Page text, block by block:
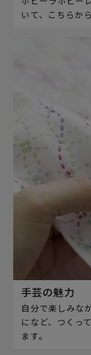
いて、こちらか
手芸の魅力
自分で楽しみな
になど、つくっ
ます。